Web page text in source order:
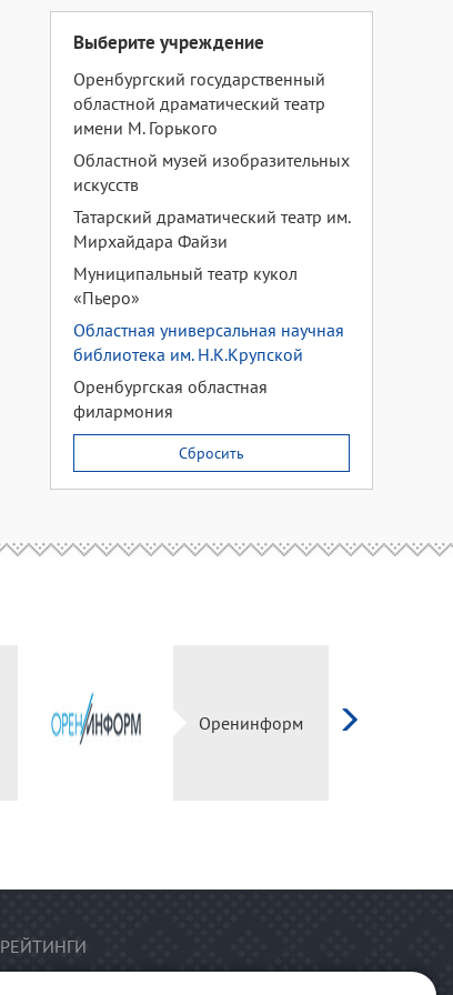
Выберите учреждение
Оренбургский государственный
областной драматический театр
имени М. Горького
Областной музей изобразительных
искусств
Татарский драматический театр им.
Мирхайдара Файзи
Муниципальный театр кукол
«Пьеро»
Областная универсальная научная
библиотека им. Н.К.Крупской
Оренбургская областная
филармония
Сбросить
Оренинформ
РЕЙТИНГИ